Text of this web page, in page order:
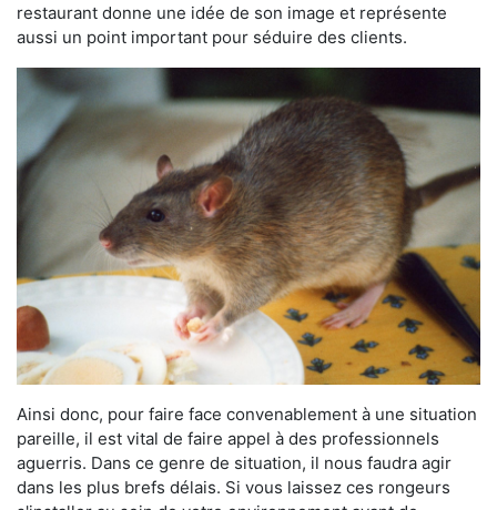
restaurant donne une idée de son image et représente
aussi un point important pour séduire des clients.
Ainsi donc, pour faire face convenablement à une situation
pareille, il est vital de faire appel à des professionnels
aguerris. Dans ce genre de situation, il nous faudra agir
dans les plus brefs délais. Si vous laissez ces rongeurs